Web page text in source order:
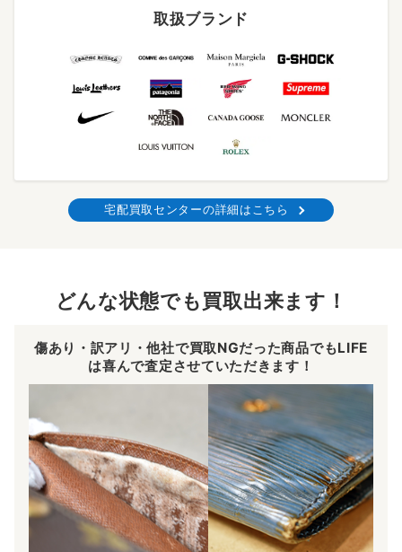
取扱ブランド
宅配買取センターの詳細はこちら
どんな状態でも買取出来ます！
傷あり・訳アリ・他社で買取NGだった商品でもLIFE
は喜んで査定させていただきます！